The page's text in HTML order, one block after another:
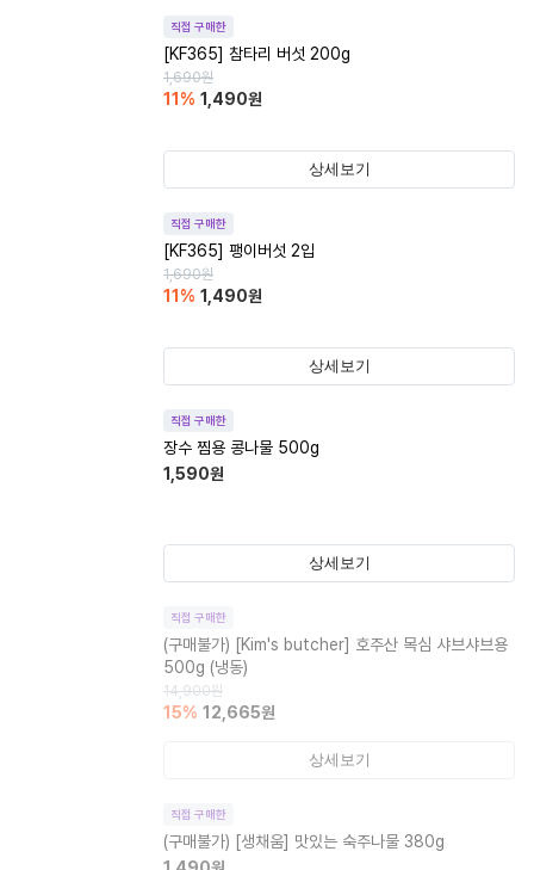
직접 구매한
[KF365] 참타리 버섯 200g
1,690원
11 % 1,490원
상세보기
직접 구매한
[KF365] 팽이버섯 2입
1,690원
11 % 1,490원
상세보기
직접 구매한
장수 찜용 콩나물 500g
1,590원
상세보기
직접 구매한
(구매불가) [Kim's butcher] 호주산 목심 샤브샤브용
500g (냉동)
14,900원
15% 12,665원
상세보기
직접 구매한
(구매불가) [생채움] 맛있는 숙주나물 380g